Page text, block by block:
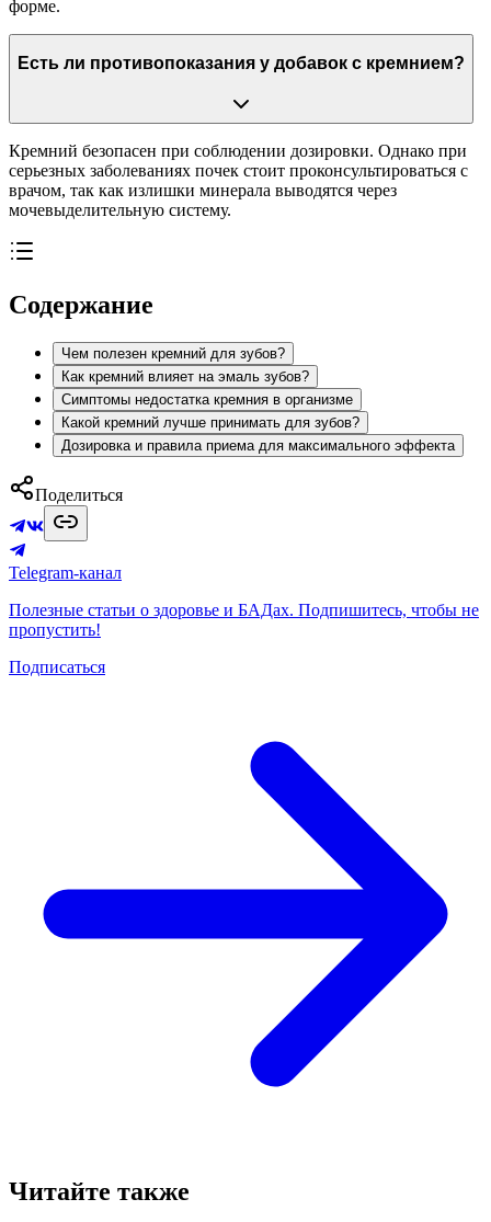
форме.
Есть ли противопоказания у добавок с кремнием?
Кремний безопасен при соблюдении дозировки. Однако при
серьезных заболеваниях почек стоит проконсультироваться с
врачом, так как излишки минерала выводятся через
мочевыделительную систему.
Содержание
Чем полезен кремний для зубов?
Как кремний влияет на эмаль зубов?
Симптомы недостатка кремния в организме
Какой кремний лучше принимать для зубов?
Дозировка и правила приема для максимального эффекта
Поделиться
Telegram-канал
Полезные статьи о здоровье и БАДах. Подпишитесь, чтобы не
пропустить!
Подписаться
Читайте также